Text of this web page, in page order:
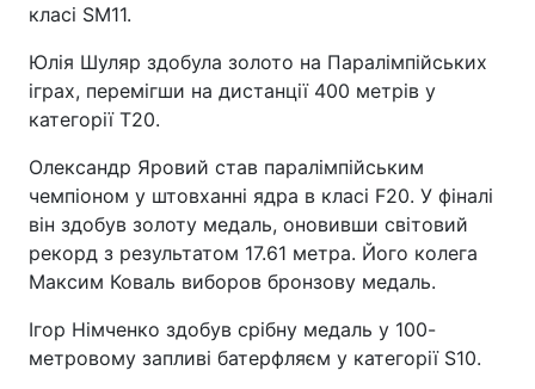
класі SM11.
Юлія Шуляр здобула золото на Паралімпійських
іграх, перемігши на дистанції 400 метрів у
категорії T20.
Олександр Яровий став паралімпійським
чемпіоном у штовханні ядра в класі F20. У фіналі
він здобув золоту медаль, оновивши світовий
рекорд з результатом 17.61 метра. Його колега
Максим Коваль виборов бронзову медаль.
Ігор Німченко здобув срібну медаль у 100-
метровому запливі батерфляєм у категорії S10.